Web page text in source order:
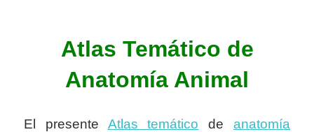
Atlas Temático de
Anatomía Animal
El presente Atlas temático deanatomía